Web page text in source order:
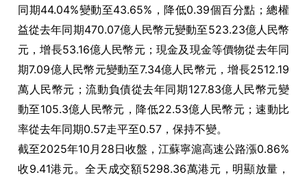
同期44.04%變動至43.65%，降低0.39個百分點；總權
益從去年同期470.07億人民幣元變動至523.23億人民幣
元，增長53.16億人民幣元；現金及現金等價物從去年同
期7.09億人民幣元變動至7.34億人民幣元，增長2512.19
萬人民幣元；流動負債從去年同期127.83億人民幣元變
動至105.3億人民幣元，降低22.53億人民幣元；速動比
率從去年同期0.57走平至0.57，保持不變。
截至2025年10月28日收盤，江蘇寧滬高速公路漲0.86%
收9.41港元。全天成交額5298.36萬港元，明顯放量，